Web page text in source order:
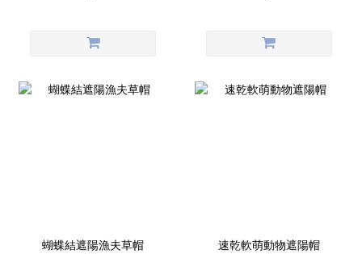
蝴蝶結遮陽漁夫草帽 速乾軟萌動物遮陽帽